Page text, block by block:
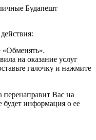
Будапешт
на оказание услуг
галочку и нажмите
перенаправит Вас на
будет информация о ее